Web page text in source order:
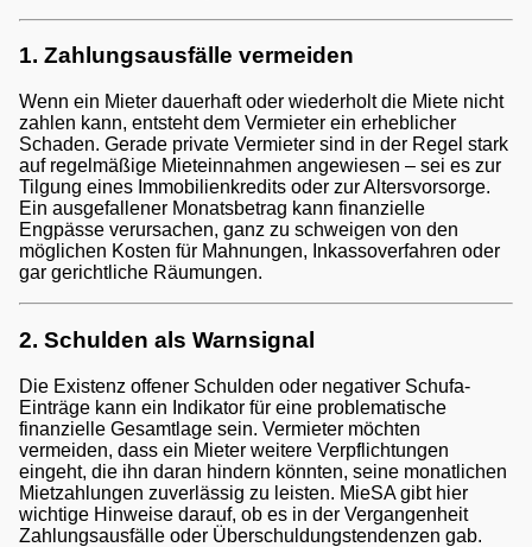
1. Zahlungsausfälle vermeiden
Wenn ein Mieter dauerhaft oder wiederholt die Miete nicht
zahlen kann, entsteht dem Vermieter ein erheblicher
Schaden. Gerade private Vermieter sind in der Regel stark
auf regelmäßige Mieteinnahmen angewiesen – sei es zur
Tilgung eines Immobilienkredits oder zur Altersvorsorge.
Ein ausgefallener Monatsbetrag kann finanzielle
Engpässe verursachen, ganz zu schweigen von den
möglichen Kosten für Mahnungen, Inkassoverfahren oder
gar gerichtliche Räumungen.
2. Schulden als Warnsignal
Die Existenz offener Schulden oder negativer Schufa-
Einträge kann ein Indikator für eine problematische
finanzielle Gesamtlage sein. Vermieter möchten
vermeiden, dass ein Mieter weitere Verpflichtungen
eingeht, die ihn daran hindern könnten, seine monatlichen
Mietzahlungen zuverlässig zu leisten. MieSA gibt hier
wichtige Hinweise darauf, ob es in der Vergangenheit
Zahlungsausfälle oder Überschuldungstendenzen gab.